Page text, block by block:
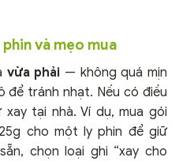
và mẹo mua
vừa phải — không quá mịn
để tránh nhạt. Nếu có điều
tại nhà. Ví dụ, mua gói
cho một ly phin để giữ
chọn loại ghi “xay cho